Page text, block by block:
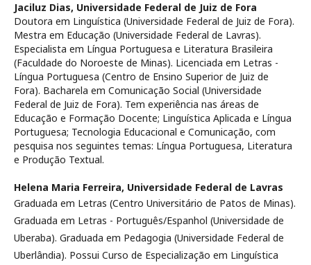
Jaciluz Dias, Universidade Federal de Juiz de Fora
Doutora em Linguística (Universidade Federal de Juiz de Fora).
Mestra em Educação (Universidade Federal de Lavras).
Especialista em Língua Portuguesa e Literatura Brasileira
(Faculdade do Noroeste de Minas). Licenciada em Letras -
Língua Portuguesa (Centro de Ensino Superior de Juiz de
Fora). Bacharela em Comunicação Social (Universidade
Federal de Juiz de Fora). Tem experiência nas áreas de
Educação e Formação Docente; Linguística Aplicada e Língua
Portuguesa; Tecnologia Educacional e Comunicação, com
pesquisa nos seguintes temas: Língua Portuguesa, Literatura
e Produção Textual.
Helena Maria Ferreira, Universidade Federal de Lavras
Graduada em Letras (Centro Universitário de Patos de Minas).
Graduada em Letras - Português/Espanhol (Universidade de
Uberaba). Graduada em Pedagogia (Universidade Federal de
Uberlândia). Possui Curso de Especialização em Linguística